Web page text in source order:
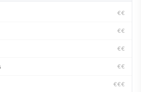
€€
€€
€€
€€
€€€